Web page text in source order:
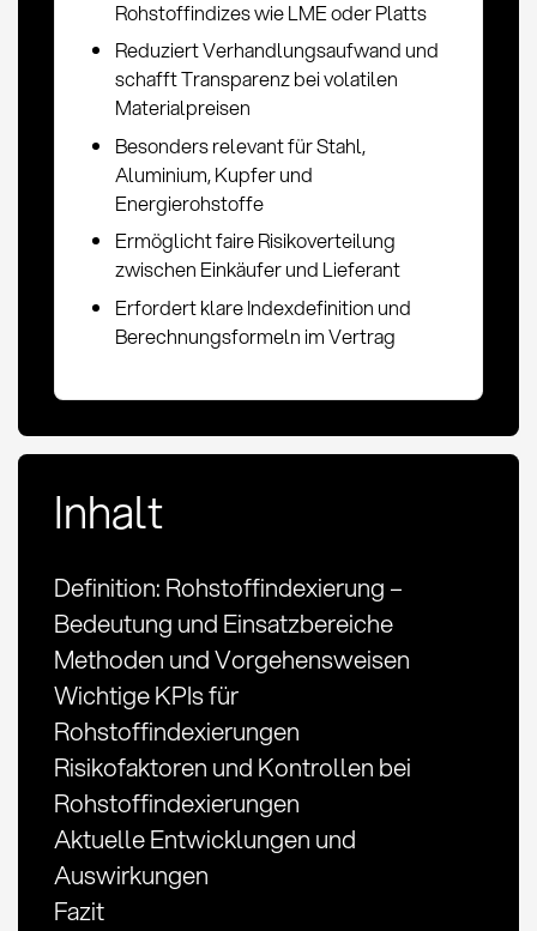
Rohstoffindizes wie LME oder Platts
Reduziert Verhandlungsaufwand und
schafft Transparenz bei volatilen
Materialpreisen
Besonders relevant für Stahl,
Aluminium, Kupfer und
Energierohstoffe
Ermöglicht faire Risikoverteilung
zwischen Einkäufer und Lieferant
Erfordert klare Indexdefinition und
Berechnungsformeln im Vertrag
Inhalt
Definition: Rohstoffindexierung –
Bedeutung und Einsatzbereiche
Methoden und Vorgehensweisen
Wichtige KPIs für
Rohstoffindexierungen
Risikofaktoren und Kontrollen bei
Rohstoffindexierungen
Aktuelle Entwicklungen und
Auswirkungen
Fazit